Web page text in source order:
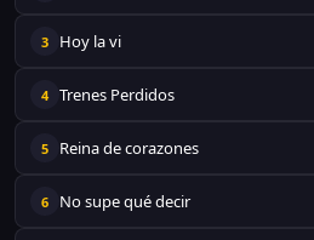
3 Hoy la vi
4 Trenes Perdidos
5 Reina de corazones
6 No supe qué decir